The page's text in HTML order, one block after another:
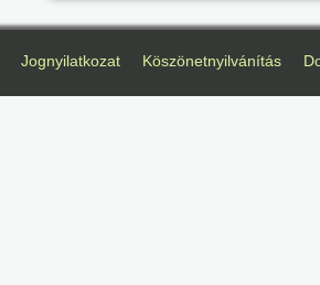
Jognyilatkozat Köszönetnyilvánítás